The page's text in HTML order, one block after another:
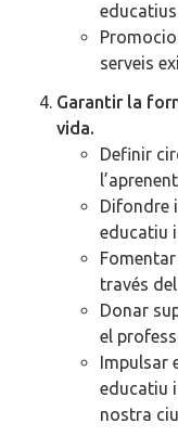
serveis
Garantir la
vida.
Definir
Difondre
educatiu
través
Donar
el
Impulsar
educatiu
nostra